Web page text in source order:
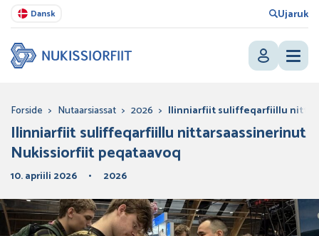
Dansk Ujaruk
Forside > Nutaarsiassat > 2026 > Ilinniarfiit suliffeqarfiillu
Ilinniarfiit suliffeqarfiillu nittarsaassinerinut
Nukissiorfiit peqataavoq
10. apriili 2026 2026